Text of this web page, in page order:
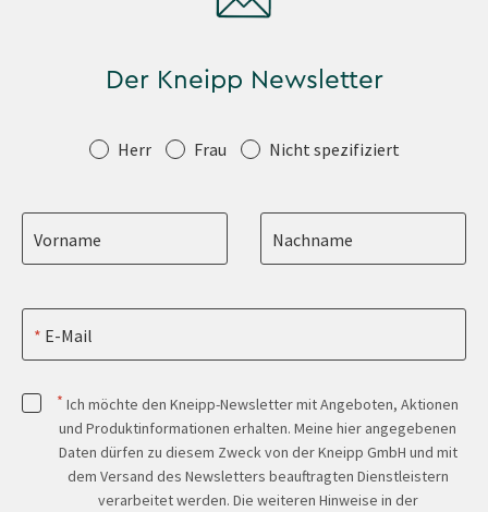
Der Kneipp Newsletter
Anrede Herr Frau Nicht spezifiziert
Vorname Nachname
E-Mail
* Ich möchte den Kneipp-Newsletter mit Angeboten, Aktionen
und Produktinformationen erhalten. Meine hier angegebenen
Daten dürfen zu diesem Zweck von der Kneipp GmbH und mit
dem Versand des Newsletters beauftragten Dienstleistern
verarbeitet werden. Die weiteren Hinweise in der